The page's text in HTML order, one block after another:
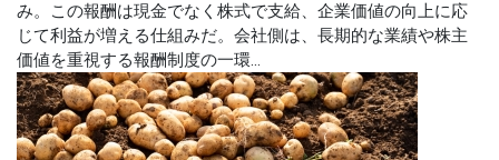
み。この報酬は現金でなく株式で支給、企業価値の向上に応
じて利益が増える仕組みだ。会社側は、長期的な業績や株主
価値を重視する報酬制度の一環...